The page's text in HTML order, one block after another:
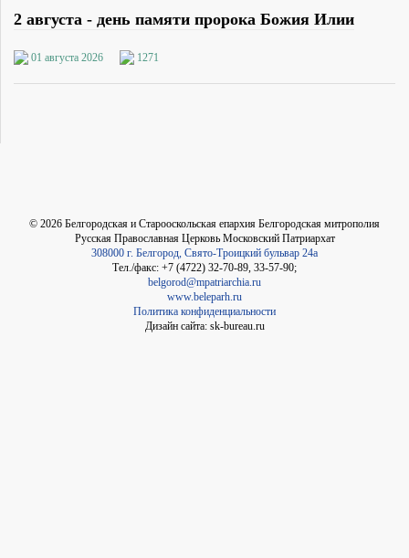
2 августа - день памяти пророка Божия Илии
01 августа 2026 1271
© 2026 Белгородская и Старооскольская епархия Белгородская митрополия
Русская Православная Церковь Московский Патриархат
308000 г. Белгород, Свято-Троицкий бульвар 24а
Тел./факс: +7 (4722) 32-70-89, 33-57-90;
belgorod@mpatriarchia.ru
www.beleparh.ru
Политика конфиденциальности
Дизайн сайта: sk-bureau.ru